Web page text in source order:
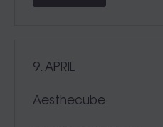
9. APRIL
Aesthecube